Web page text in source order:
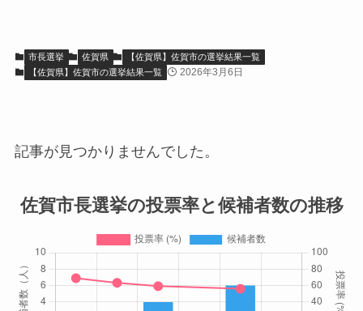
市長選挙 佐賀県
【佐賀県】佐賀市の選挙結果一覧
【佐賀県】佐賀市の選挙結果一覧
2026年3月6日
記事が見つかりませんでした。
佐賀市長選挙の投票率と候補者数の推移